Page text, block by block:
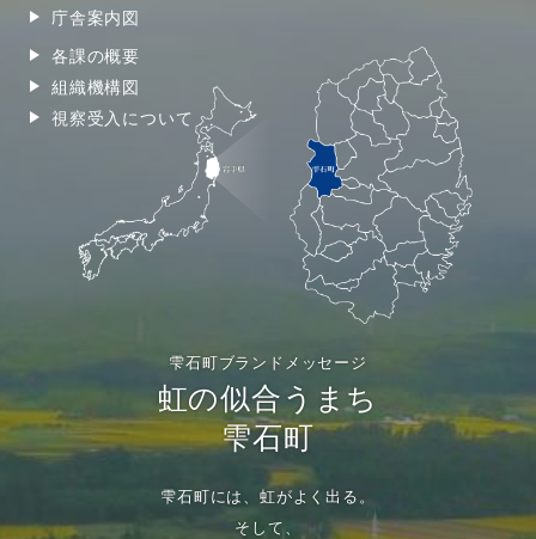
庁舎案内図
各課の概要
組織機構図
視察受入について
雫石町ブランドメッセージ
虹の似合うまち
雫石町
雫石町には、虹がよく出る。
そして、